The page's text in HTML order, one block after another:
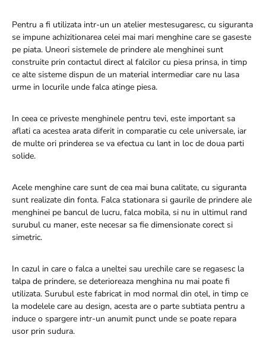
Pentru a fi utilizata intr-un un atelier mestesugaresc, cu siguranta
se impune achizitionarea celei mai mari menghine care se gaseste
pe piata. Uneori sistemele de prindere ale menghinei sunt
construite prin contactul direct al falcilor cu piesa prinsa, in timp
ce alte sisteme dispun de un material intermediar care nu lasa
urme in locurile unde falca atinge piesa.
In ceea ce priveste menghinele pentru tevi, este important sa
aflati ca acestea arata diferit in comparatie cu cele universale, iar
de multe ori prinderea se va efectua cu lant in loc de doua parti
solide.
Acele menghine care sunt de cea mai buna calitate, cu siguranta
sunt realizate din fonta. Falca stationara si gaurile de prindere ale
menghinei pe bancul de lucru, falca mobila, si nu in ultimul rand
surubul cu maner, este necesar sa fie dimensionate corect si
simetric.
In cazul in care o falca a uneltei sau urechile care se regasesc la
talpa de prindere, se deterioreaza menghina nu mai poate fi
utilizata. Surubul este fabricat in mod normal din otel, in timp ce
la modelele care au design, acesta are o parte subtiata pentru a
induce o spargere intr-un anumit punct unde se poate repara
usor prin sudura.